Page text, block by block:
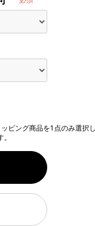
ピング商品を1点のみ選択